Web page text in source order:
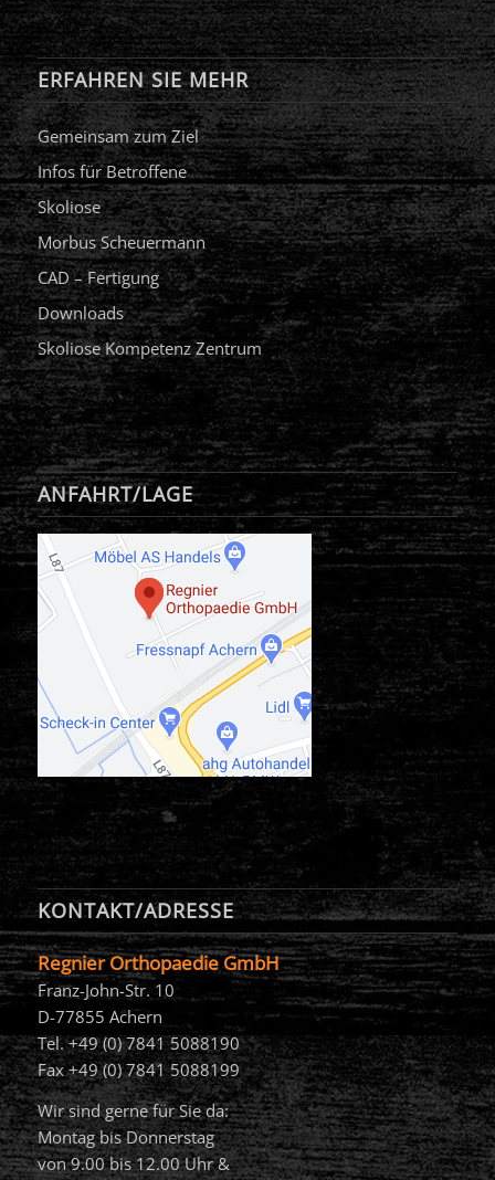
ERFAHREN SIE MEHR
Gemeinsam zum Ziel
Infos für Betroffene
Skoliose
Morbus Scheuermann
CAD – Fertigung
Downloads
Skoliose Kompetenz Zentrum
ANFAHRT/LAGE
KONTAKT/ADRESSE
Regnier Orthopaedie GmbH
Franz-John-Str. 10
D-77855 Achern
Tel. +49 (0) 7841 5088190
Fax +49 (0) 7841 5088199
Wir sind gerne für Sie da:
Montag bis Donnerstag
von 9.00 bis 12.00 Uhr &